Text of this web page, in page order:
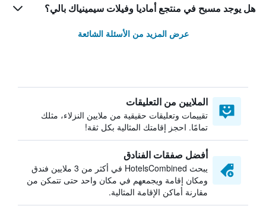
هل يوجد مسبح في منتجع أماديا وفيلات سيمينياك بالي؟
عرض المزيد من الأسئلة الشائعة
الملايين من التعليقات
تقييمات وتعليقات حقيقية من ملايين النزلاء، مثلك
تمامًا. احجز إقامتك المثالية بكل ثقة!
أفضل صفقات الفنادق
يبحث HotelsCombined في أكثر من 3 ملايين فندق
ومكان إقامة ويجمعهم في مكان واحد حتى تتمكن من
مقارنة أماكن الإقامة المثالية.